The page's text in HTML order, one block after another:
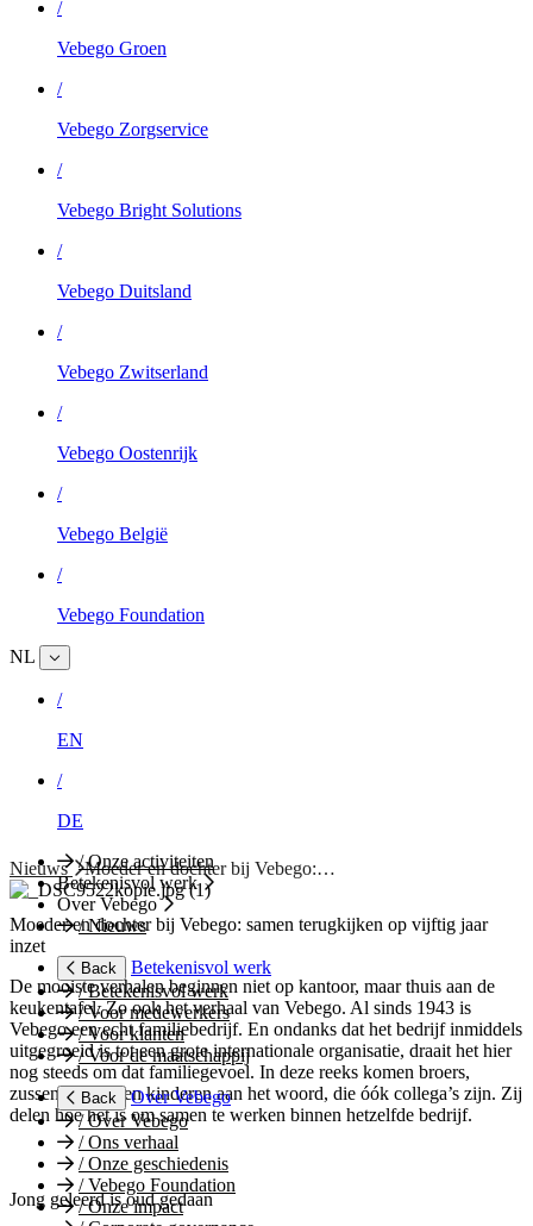
/
Vebego Groen
/
Vebego Zorgservice
/
Vebego Bright Solutions
/
Vebego Duitsland
/
Vebego Zwitserland
/
Vebego Oostenrijk
/
Vebego België
/
Vebego Foundation
NL
/
EN
/
DE
/Onze activiteiten
Betekenisvol werk
Over Vebego
/Nieuws
Back
Betekenisvol werk
/Betekenisvol werk
/Voor medewerkers
/Voor klanten
/Voor de maatschappij
Back
Over Vebego
/Over Vebego
/Ons verhaal
/Onze geschiedenis
/Vebego Foundation
/Onze impact
Nieuws Moeder en dochter bij Vebego:…
Moeder en dochter bij Vebego: samen terugkijken op vijftig jaar
inzet
De mooiste verhalen beginnen niet op kantoor, maar thuis aan de
keukentafel. Zo ook het verhaal van Vebego. Al sinds 1943 is
Vebego een echt familiebedrijf. En ondanks dat het bedrijf inmiddels
uitgegroeid is tot een grote internationale organisatie, draait het hier
nog steeds om dat familiegevoel. In deze reeks komen broers,
zussen, ouders en kinderen aan het woord, die óók collega’s zijn. Zij
delen hoe het is om samen te werken binnen hetzelfde bedrijf.
Jong geleerd is oud gedaan